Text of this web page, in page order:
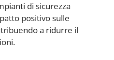
di sicurezza
positivo sulle
a ridurre il